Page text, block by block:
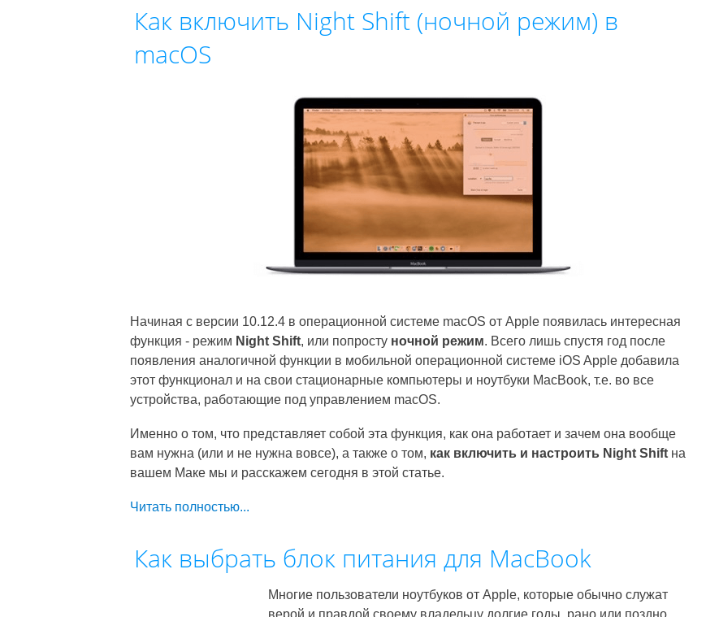
Как включить Night Shift (ночной режим) в
macOS
Начиная с версии 10.12.4 в операционной системе macOS от Apple появилась интересная
функция - режим Night Shift, или попросту ночной режим. Всего лишь спустя год после
появления аналогичной функции в мобильной операционной системе iOS Apple добавила
этот функционал и на свои стационарные компьютеры и ноутбуки MacBook, т.е. во все
устройства, работающие под управлением macOS.
Именно о том, что представляет собой эта функция, как она работает и зачем она вообще
вам нужна (или и не нужна вовсе), а также о том, как включить и настроить Night Shiftна
вашем Маке мы и расскажем сегодня в этой статье.
Читать полностью...
Как выбрать блок питания для MacBook
Многие пользователи ноутбуков от Apple, которые обычно служат
верой и правдой своему владельцу долгие годы, рано или поздно